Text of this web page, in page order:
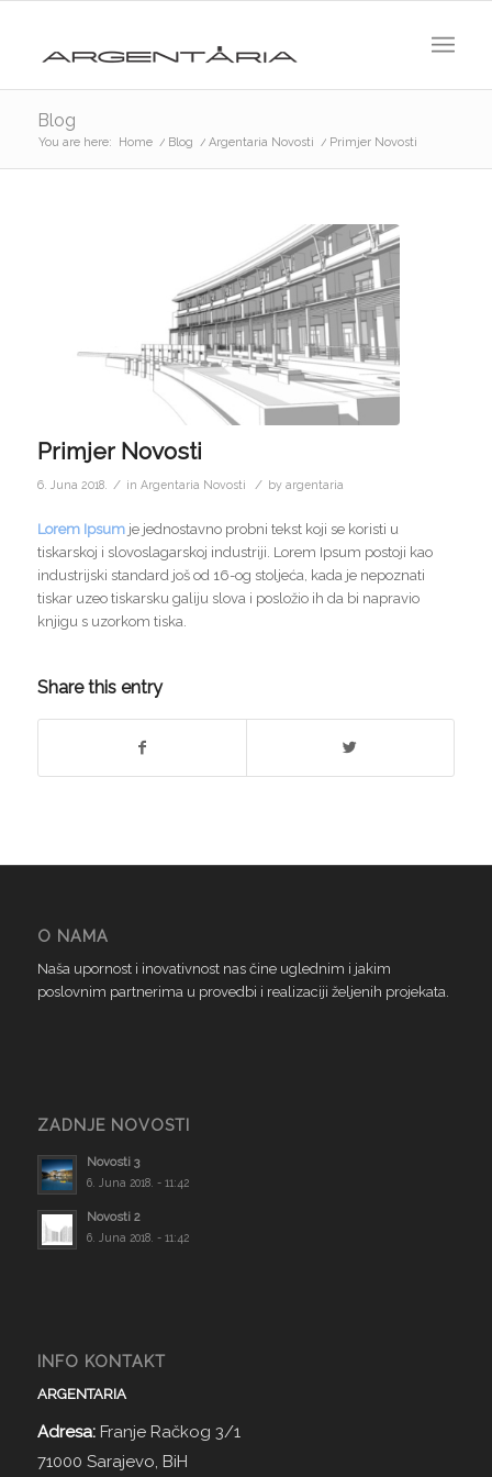
Blog
You are here: Home / Blog / Argentaria Novosti / Primjer Novosti
Primjer Novosti
6. Juna 2018. / in Argentaria Novosti / by argentaria
Lorem Ipsumje jednostavno probni tekst koji se koristi u
tiskarskoj i slovoslagarskoj industriji. Lorem Ipsum postoji kao
industrijski standard još od 16-og stoljeća, kada je nepoznati
tiskar uzeo tiskarsku galiju slova i posložio ih da bi napravio
knjigu s uzorkom tiska.
Share this entry
O NAMA
Naša upornost i inovativnost nas čine uglednim i jakim
poslovnim partnerima u provedbi i realizaciji željenih projekata.
ZADNJE NOVOSTI
Novosti 3
6. Juna 2018. - 11:42
Novosti 2
6. Juna 2018. - 11:42
INFO KONTAKT
ARGENTARIA
Adresa: Franje Račkog 3/1
71000 Sarajevo, BiH